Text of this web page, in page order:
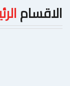
الاقسام